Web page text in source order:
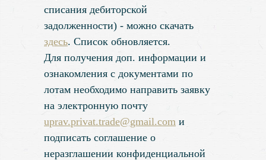
списания дебиторской
задолженности) - можно скачать
здесь. Список обновляется.
Для получения доп. информации и
ознакомления с документами по
лотам необходимо направить заявку
на электронную почту
uprav.privat.trade@gmail.com и
подписать соглашение о
неразглашении конфиденциальной